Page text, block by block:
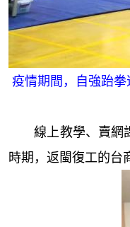
疫情期間，自強跆
線上教學、賣網
時期，返閩復工的台